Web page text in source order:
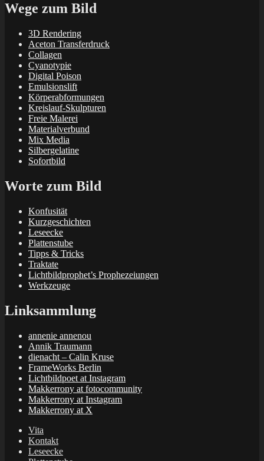
Wege zum Bild
3D Rendering
Aceton Transferdruck
Collagen
Cyanotypie
Digital Poison
Emulsionslift
Körperabformungen
Kreislauf-Skulpturen
Freie Malerei
Materialverbund
Mix Media
Silbergelatine
Sofortbild
Worte zum Bild
Konfusität
Kurzgeschichten
Leseecke
Plattenstube
Tipps & Tricks
Traktate
Lichtbildprophet’s Prophezeiungen
Werkzeuge
Linksammlung
annenie annenou
Annik Traumann
dienacht – Calin Kruse
FrameWorks Berlin
Lichtbildpoet at Instagram
Makkerrony at fotocommunity
Makkerrony at Instagram
Makkerrony at X
Vita
Kontakt
Leseecke